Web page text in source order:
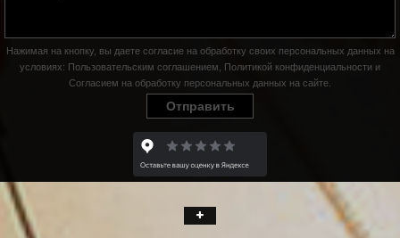
Нажимая на кнопку, вы даете согласие на обработку своих персональных данных на
условиях: Пользовательским соглашением Политикой конфиденциальности и
Согласием на обработку персональных данных на сайте
Отправить